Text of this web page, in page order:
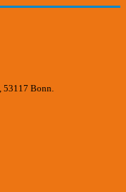
53117 Bonn.